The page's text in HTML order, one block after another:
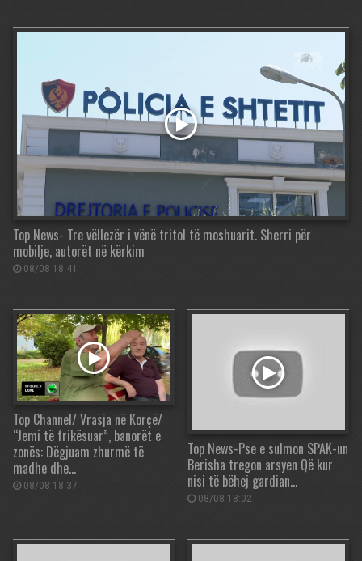
Top News- Tre vëllezër i vënë tritol të moshuarit. Sherri për
mobilje, autorët në kërkim
08/08 18:41
Top Channel/ Vrasja në Korçë/
“Jemi të frikësuar”, banorët e
zonës: Dëgjuam zhurmë të
madhe dhe…
08/08 18:37
Top News-Pse e sulmon SPAK-un
Berisha tregon arsyen Që kur
nisi të bëhej gardian…
08/08 18:02